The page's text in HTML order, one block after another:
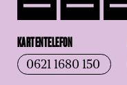
KARTENTELEFON
0621 1680 150